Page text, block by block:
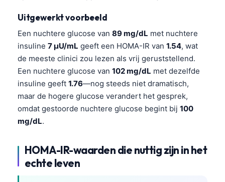
Uitgewerkt voorbeeld
Een nuchtere glucose van 89 mg/dL met nuchtere
insuline 7 µU/mL geeft een HOMA-IR van 1.54, wat
de meeste clinici zou lezen als vrij geruststellend.
Een nuchtere glucose van 102 mg/dL met dezelfde
insuline geeft 1.76—nog steeds niet dramatisch,
maar de hogere glucose verandert het gesprek,
omdat gestoorde nuchtere glucose begint bij 100
mg/dL.
HOMA-IR-waarden die nuttig zijn in het
echte leven